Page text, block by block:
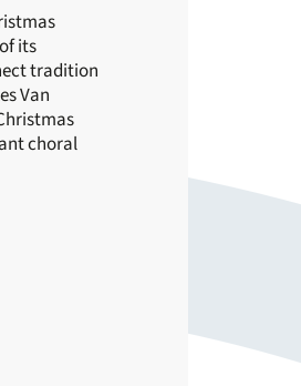
its
tradition
Van
choral